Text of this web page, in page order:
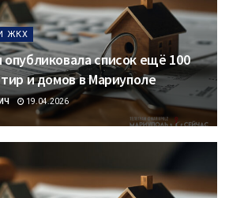
ЖКХ
список ещё 100
и домов в Мариуполе
19.04.2026